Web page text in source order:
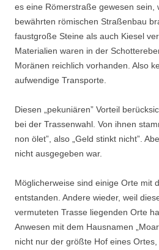
es eine Rö­merstraße gewesen sein,
bewährten römischen Straßenbau
faustgroße Steine als auch Kiesel
Materialien waren in der
Moränen reichlich vorhanden. Also
aufwendige Transporte.
Diesen „pekuniären” Vorteil
bei der Trassenwahl. Von ihnen
non ölet”, also „Geld stinkt nicht”.
nicht ausgegeben war.
Möglicherweise sind einige Orte mit
entstan­den. Andere wieder, weil
vermuteten Trasse lie­genden Orte
Anwesen mit dem Hausnamen
nicht nur der größte Hof eines